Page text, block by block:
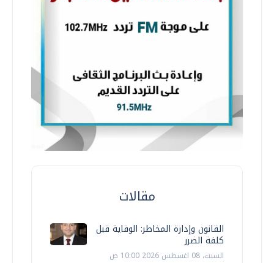
مقالات
القانون وإدارة المخاطر: الوقاية قبل
كلفة الضرر
السبت، 08 اغسطس 2026 10:00 ص